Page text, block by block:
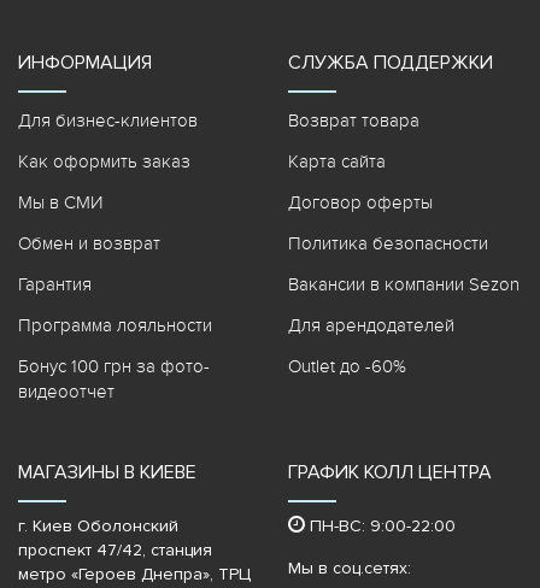
ИНФОРМАЦИЯ
Для бизнес-клиентов
Как оформить заказ
Мы в СМИ
Обмен и возврат
Гарантия
Программа лояльности
Бонус 100 грн за фото-
видеоотчет
СЛУЖБА ПОДДЕРЖКИ
Возврат товара
Карта сайта
Договор оферты
Политика безопасности
Вакансии в компании Sezon
Для арендодателей
Outlet до -60%
МАГАЗИНЫ В КИЕВЕ
г. Киев Оболонский
проспект 47/42, станция
метро «Героев Днепра»‎, ТРЦ
ГРАФИК КОЛЛ ЦЕНТРА
ПН-ВС: 9:00-22:00
Мы в соц.сетях: